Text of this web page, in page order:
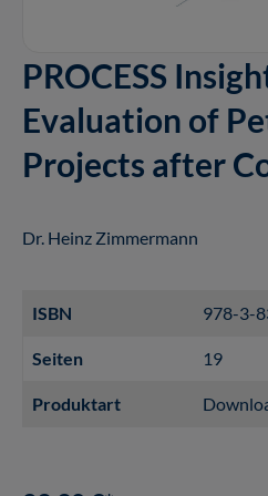
PROCESS
Evaluation of
Projects after
Dr. Heinz Zimmermann
ISBN 978-3-
Seiten 19
Produktart